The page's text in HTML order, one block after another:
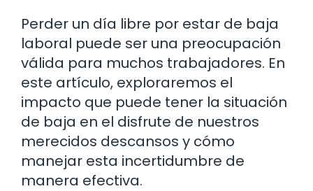
Perder un día libre por estar de baja
laboral puede ser una preocupación
válida para muchos trabajadores. En
este artículo, exploraremos el
impacto que puede tener la situación
de baja en el disfrute de nuestros
merecidos descansos y cómo
manejar esta incertidumbre de
manera efectiva.